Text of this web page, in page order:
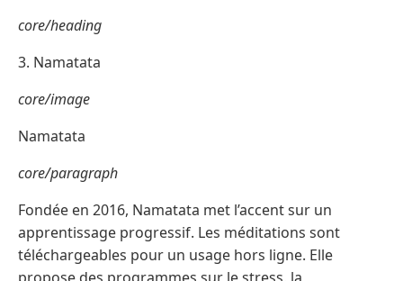
core/heading
3. Namatata
core/image
Namatata
core/paragraph
Fondée en 2016, Namatata met l’accent sur un
apprentissage progressif. Les méditations sont
téléchargeables pour un usage hors ligne. Elle